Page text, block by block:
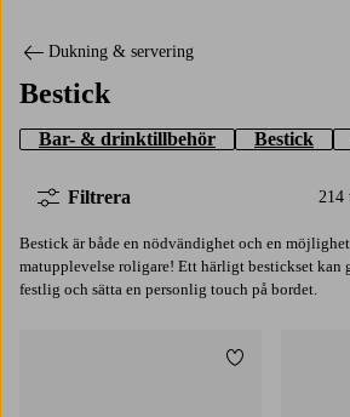
Dukning & servering
Bestick
Bar- & drinktillbehör Bestick
214
Filtrera
Bestick är både en nödvändighet och en
matupplevelse roligare! Ett härligt bestickset kan
festlig och sätta en personlig touch på bordet.
Lägg till i